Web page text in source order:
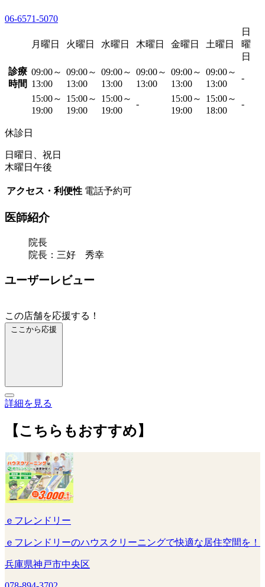
06-6571-5070
月曜日 火曜日 水曜日 木曜日 金曜日 土曜日
日
曜
日
診療
時間
09:00～
13:00
09:00～
13:00
09:00～
13:00
09:00～
13:00
09:00～
13:00
09:00～
13:00
-
15:00～
19:00
15:00～
19:00
15:00～
19:00
-
15:00～
19:00
15:00～
18:00
-
休診日
日曜日、祝日
木曜日午後
アクセス・利便性 電話予約可
医師紹介
院長
院長：三好 秀幸
ユーザーレビュー
この店舗を応援する！
ここから応援
詳細を見る
【こちらもおすすめ】
ｅフレンドリー
ｅフレンドリーのハウスクリーニングで快適な居住空間を！
兵庫県神戸市中央区